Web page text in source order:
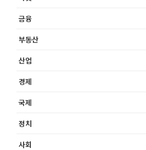
금융
부동산
산업
경제
국제
정치
사회